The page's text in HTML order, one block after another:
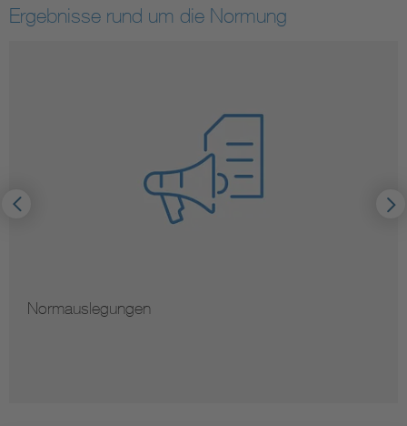
Ergebnisse rund um die Normung
Hinweise zur Vervielfältigung von Normen